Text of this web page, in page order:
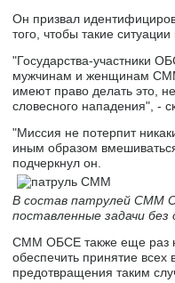
Он призвал
того, чтобы такие ситуации
"Государства-участники
мужчинам и женщинам
имеют право делать это,
словесного нападения", -
"Миссия не потерпит
иным образом
подчеркнул он.
В состав патрулей СММ
поставленные задачи
СММ ОБСЕ также еще раз
обеспечить принятие
предотвращения таким